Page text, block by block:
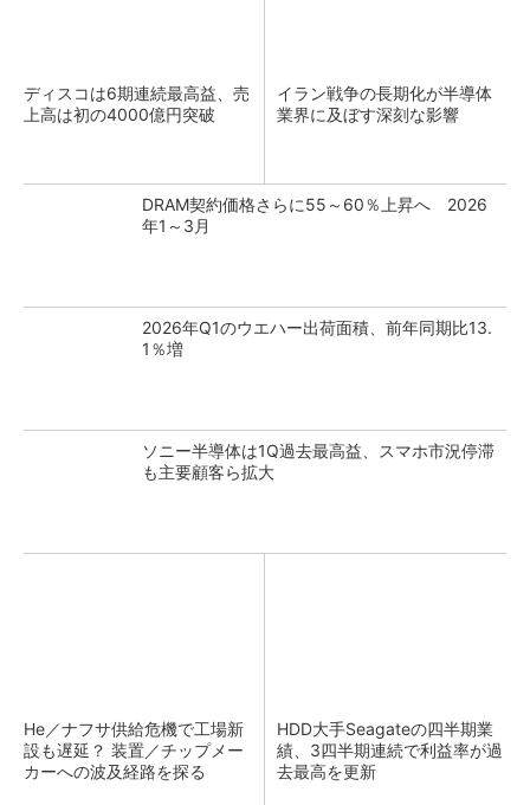
ディスコは6期連続最高益、売
上高は初の4000億円突破
イラン戦争の長期化が半導体
業界に及ぼす深刻な影響
DRAM契約価格さらに55～60％上昇へ 2026
年1～3月
2026年Q1のウエハー出荷面積、前年同期比13.
1％増
ソニー半導体は1Q過去最高益、スマホ市況停滞
も主要顧客ら拡大
He／ナフサ供給危機で工場新
設も遅延？ 装置／チップメー
カーへの波及経路を探る
HDD大手Seagateの四半期業
績、3四半期連続で利益率が過
去最高を更新